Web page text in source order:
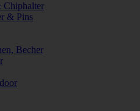
Chiphalter
& Pins
Becher